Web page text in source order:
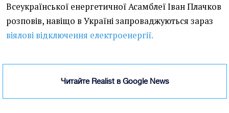
Всеукраїнської енергетичної Асамблеї Іван Плачков
розповів, навіщо в Україні запроваджуються зараз
віялові відключення електроенергії.
Читайте Realist в Google News